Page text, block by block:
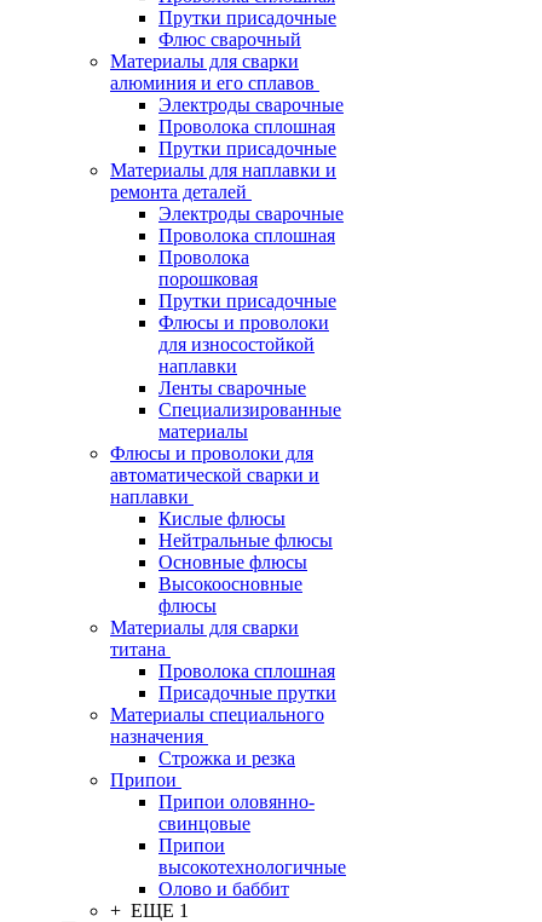
Прутки присадочные
Флюс сварочный
Материалы для сварки
алюминия и его сплавов
Электроды сварочные
Проволока сплошная
Прутки присадочные
Материалы для наплавки и
ремонта деталей
Электроды сварочные
Проволока сплошная
Проволока
порошковая
Прутки присадочные
Флюсы и проволоки
для износостойкой
наплавки
Ленты сварочные
Специализированные
материалы
Флюсы и проволоки для
автоматической сварки и
наплавки
Кислые флюсы
Нейтральные флюсы
Основные флюсы
Высокоосновные
флюсы
Материалы для сварки
титана
Проволока сплошная
Присадочные прутки
Материалы специального
назначения
Строжка и резка
Припои
Припои оловянно-
свинцовые
Припои
высокотехнологичные
Олово и баббит
+ ЕЩЕ 1